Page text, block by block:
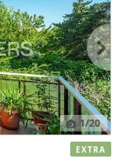
1/20
EXTRA